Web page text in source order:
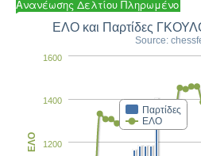
Ανανέωσης Δελτίου Πληρωμένο
ΕΛΟ και Παρτίδες
Source:
Παρτίδες
ΕΛΟ
1200
1400
1600
ΕΛΟ